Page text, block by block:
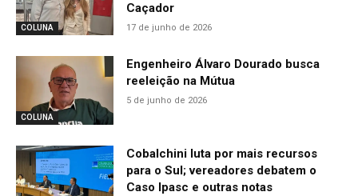
COLUNA
Caçador
17 de junho de 2026
COLUNA
Engenheiro Álvaro Dourado busca
reeleição na Mútua
5 de junho de 2026
Cobalchini luta por mais recursos
para o Sul; vereadores debatem o
Caso Ipasc e outras notas